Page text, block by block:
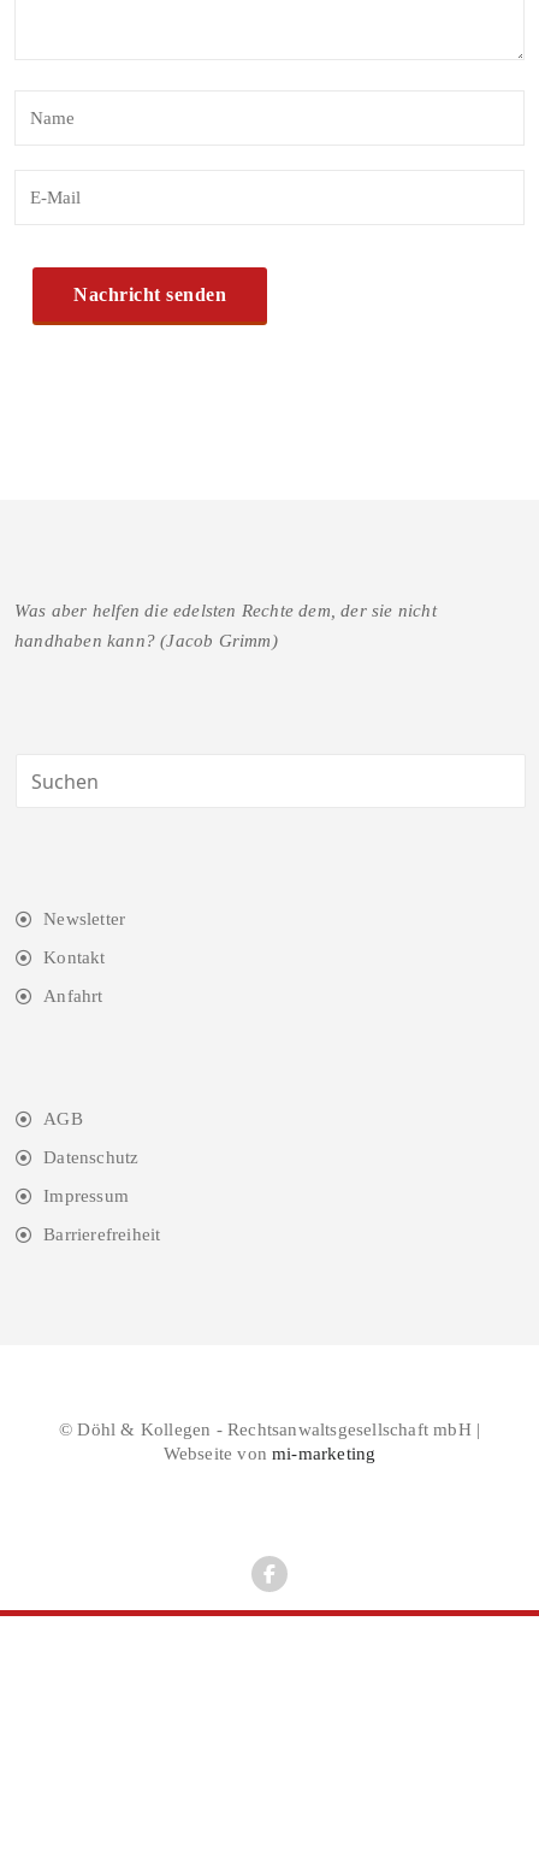
Was aber helfen die edelsten Rechte dem, der sie nicht
handhaben kann? (Jacob Grimm)
Newsletter
Kontakt
Anfahrt
AGB
Datenschutz
Impressum
Barrierefreiheit
© Döhl & Kollegen - Rechtsanwaltsgesellschaft mbH |
Webseite vonmi-marketing